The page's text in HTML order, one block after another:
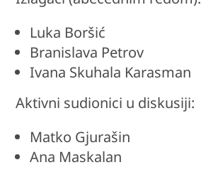
Luka Boršić
Branislava Petrov
Ivana Skuhala Karasman
Aktivni sudionici u diskusiji:
Matko Gjurašin
Ana Maskalan